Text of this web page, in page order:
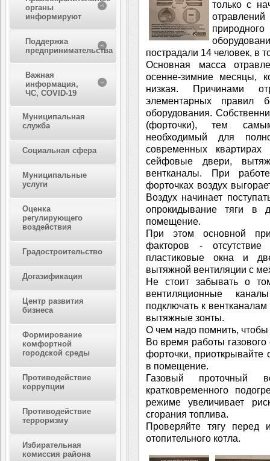
органы
информируют
Поддержка
предпринимательства
Важная
информация,
ЧС, COVID-19
Муниципальная
служба
Социальная сфера
Муниципальные
услуги
Оценка
регулирующего
воздействия
Градостроительство
Догазификация
Центр развития
бизнеса
Формирование
комфортной
городской среды
Противодействие
коррупции
Противодействие
терроризму
Избирательная
комиссия района
только с
пострадали 14 человек, в
Основная масса
осенне-зимние месяцы,
низкая. Причинами
элементарных правил
оборудования.
(форточки), тем
необходимый для
современных квартирах
сейфовые двери,
вентканалы. При
форточках воздух
Воздух начинает
опрокидывание тяги в
помещение.
При этом основной
факторов -
пластиковые окна и
вытяжной вентиляции с
Не стоит забывать о
вентиляционные
подключать к
вытяжные зонты.
О чем надо помнить, чтобы
Во время работы
форточки, приоткрывайте
в помещение.
Газовый проточный
кратковременного
режиме увеличивает
сгорания топлива.
Проверяйте тягу перед
отопительного котла.